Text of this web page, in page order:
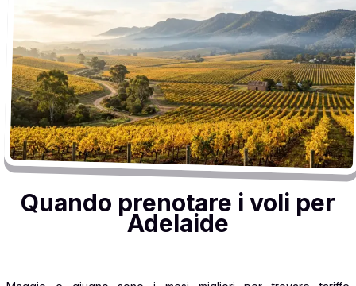
Quando prenotare i voli per
Adelaide